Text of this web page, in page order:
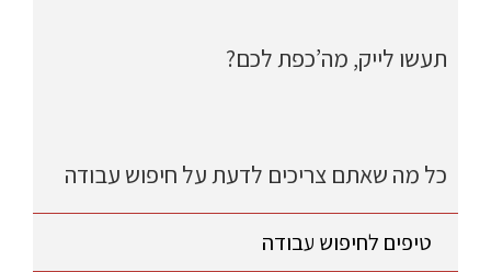
תעשו לייק, מה’כפת לכם?
כל מה שאתם צריכים לדעת על חיפוש עבודה
טיפים לחיפוש עבודה